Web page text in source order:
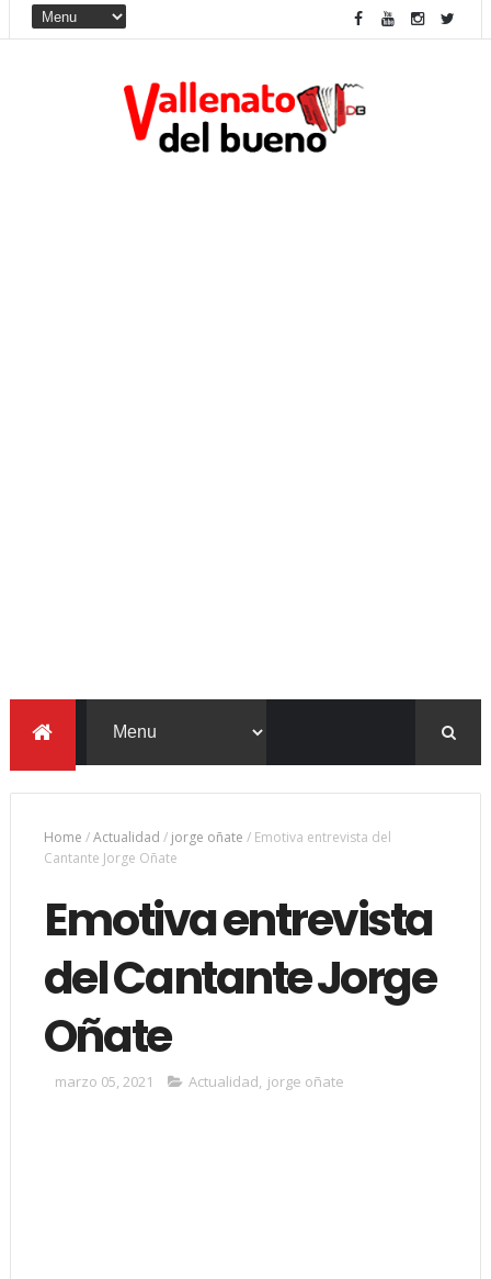
Home /Actualidad / jorge oñate / Emotiva entrevista del
Cantante Jorge Oñate
Emotiva entrevista
del Cantante Jorge
Oñate
marzo 05, 2021 Actualidad, jorge oñate